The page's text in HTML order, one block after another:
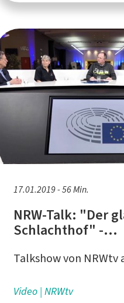
17.01.2019 - 56 Min.
NRW-Talk: "Der
Schlachthof" -
Fleischindustrie
Talkshow von NRWtv
Video NRWtv